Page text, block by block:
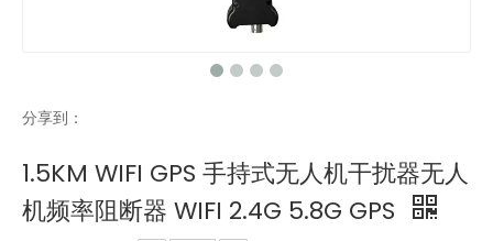
分享到：
1.5KM WIFI GPS 手持式无人机干扰器无人
机频率阻断器 WIFI 2.4G 5.8G GPS